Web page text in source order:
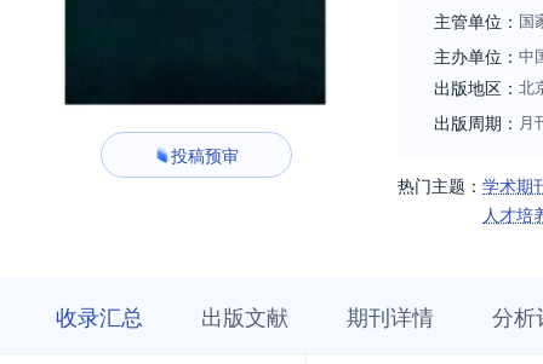
投稿预审
主管单位： 国
主办单位： 中
出版地区： 北
出版周期： 月
热门主题： 学术期
人才培
收录汇总 出版文献 期刊详情 分析